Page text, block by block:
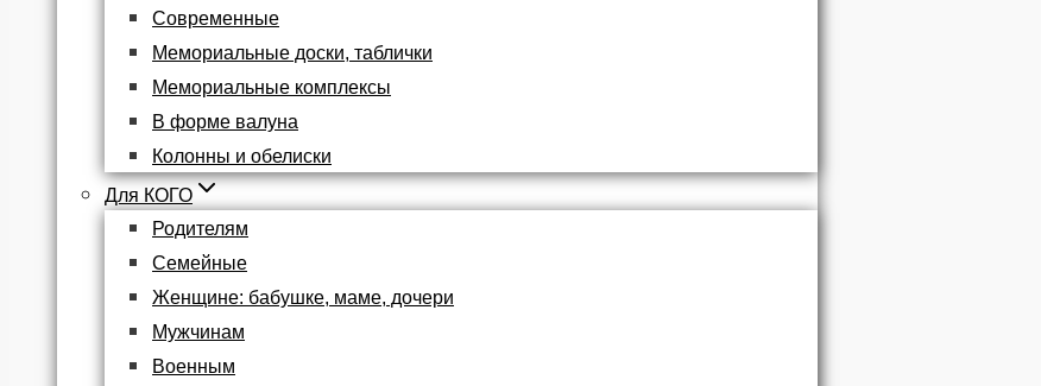
Современные
Мемориальные доски, таблички
Мемориальные комплексы
В форме валуна
Колонны и обелиски
Для КОГО
Родителям
Семейные
Женщине: бабушке, маме, дочери
Мужчинам
Военным